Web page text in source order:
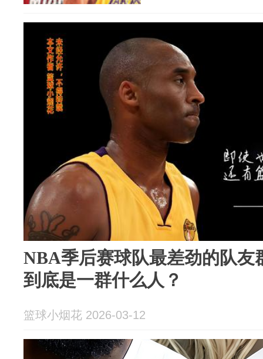
NBA季后赛球队最差劲的队友
到底是一群什么人？
篮球小烟花 2026-03-12